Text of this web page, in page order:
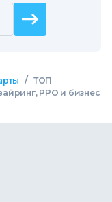
/ ТОП
РРО и бизнес